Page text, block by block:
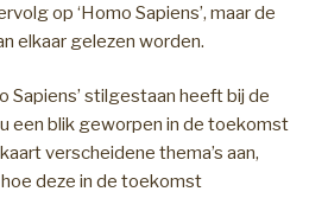
op ‘Homo Sapiens’, maar de
elkaar gelezen worden.
Sapiens’ stilgestaan heeft bij de
een blik geworpen in de toekomst
verscheidene thema’s aan,
deze in de toekomst